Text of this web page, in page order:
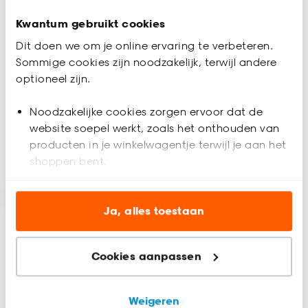
Kwantum gebruikt cookies
Dit doen we om je online ervaring te verbeteren.
Sommige cookies zijn noodzakelijk, terwijl andere
optioneel zijn.
Noodzakelijke cookies zorgen ervoor dat de
website soepel werkt, zoals het onthouden van
producten in je winkelwagentje terwijl je aan het
shoppen bent.
Analytische cookies (optioneel) helpen ons de
website te verbeteren voor jou en al onze andere
Marketing cookies (optioneel) laten jou
relevante informatie en aanbiedingen zien op
Ja, alles toestaan
Cookies aanpassen
Weigeren
Vinyl Burns Eiken
21.
- / m²
Bezorgen 8 dagen
Vinyl Texarkana Licht
Eiken
15.
- / m²
-15%